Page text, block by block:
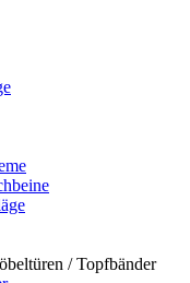
/ Topfbänder